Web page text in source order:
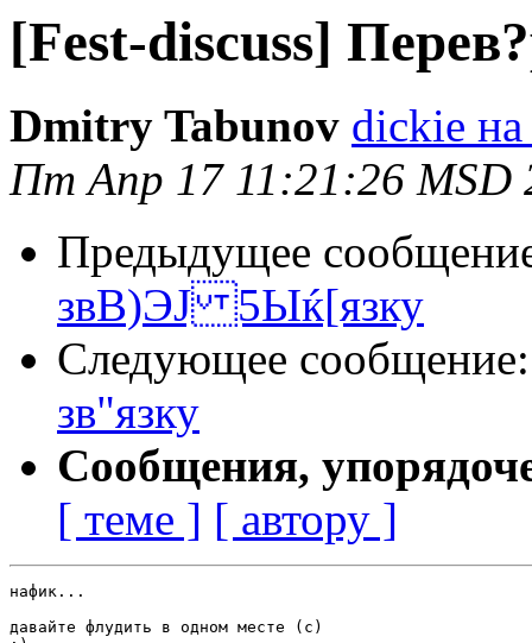
[Fest-discuss]
Dmitry Tabunov dickie
Пт Апр 17 11:21:26 MSD
Предыдущее
звВ)ЭЈ 5Ыќ[язку
Следующее
зв"язку
Сообщения,
[ теме ] [ автору ]
нафик...
давайте флудить в одном месте (с)